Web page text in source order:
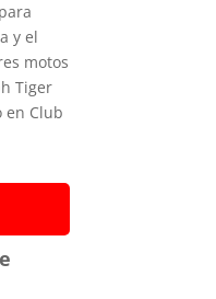
y el
motos
Tiger
en Club